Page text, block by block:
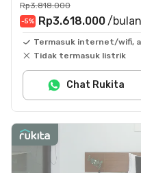
Rp3.818.000
-5% Rp3.618.000 /bulan
Termasuk internet/wifi,
Tidak termasuk listrik
Chat Rukita